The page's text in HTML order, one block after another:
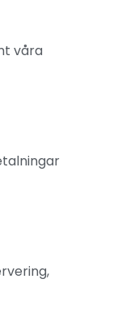
våra